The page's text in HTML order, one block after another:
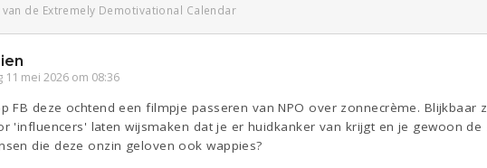
van de Extremely Demotivational Calendar
11 mei 2026 om 08:36
FB deze ochtend een filmpje passeren van NPO over zonnecrème. Blijkbaar
'influencers' laten wijsmaken dat je er huidkanker van krijgt en je gewoon
die deze onzin geloven ook wappies?